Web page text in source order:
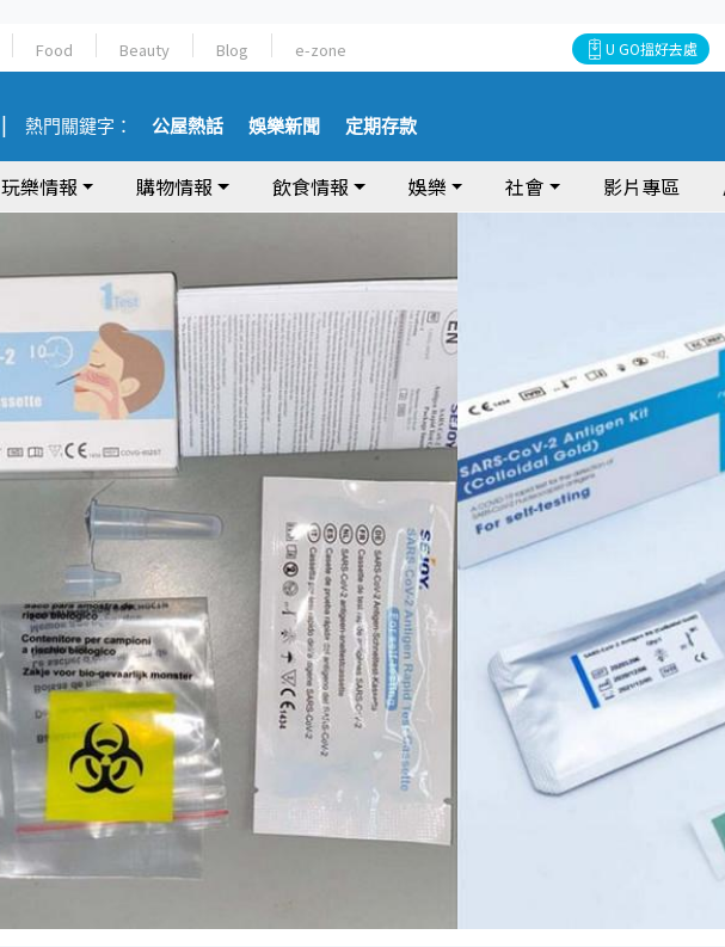
Food Beauty Blog e-zone U GO搵好去處
熱門關鍵字： 公屋熱話 娛樂新聞 定期存款
玩樂情報 購物情報 飲食情報 娛樂 社會 影片專區